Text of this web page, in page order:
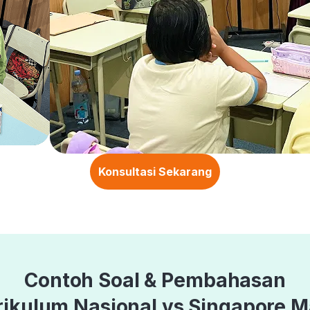
Konsultasi Sekarang
Contoh Soal & Pembahasan